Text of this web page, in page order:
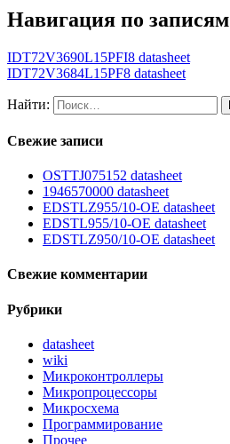
Навигация по записям
IDT72V3690L15PFI8 datasheet
IDT72V3684L15PF8 datasheet
Найти:
Свежие записи
OSTTJ075152 datasheet
1946570000 datasheet
EDSTLZ955/10-OE datasheet
EDSTL955/10-OE datasheet
EDSTLZ950/10-OE datasheet
Свежие комментарии
Рубрики
datasheet
wiki
Микроконтроллеры
Микропроцессоры
Микросхема
Программирование
Прочее